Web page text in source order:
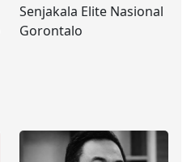
Senjakala Elite Nasional
Gorontalo